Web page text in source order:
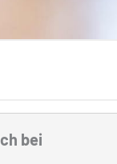
bei